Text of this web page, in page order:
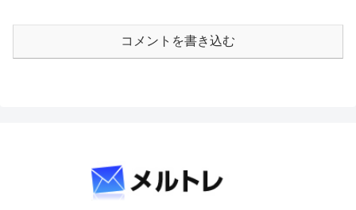
コメントを書き込む